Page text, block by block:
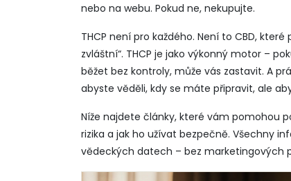
nebo na webu. Pokud ne, nekupujte.
THCP není pro každého. Není to CBD,
zvláštní“. THCP je jako výkonný motor –
běžet bez kontroly, může vás zastavit. A
abyste věděli, kdy se máte připravit, ale
Níže najdete články, které vám pomohou
rizika a jak ho užívat bezpečně. Všechny
vědeckých datech – bez marketingových